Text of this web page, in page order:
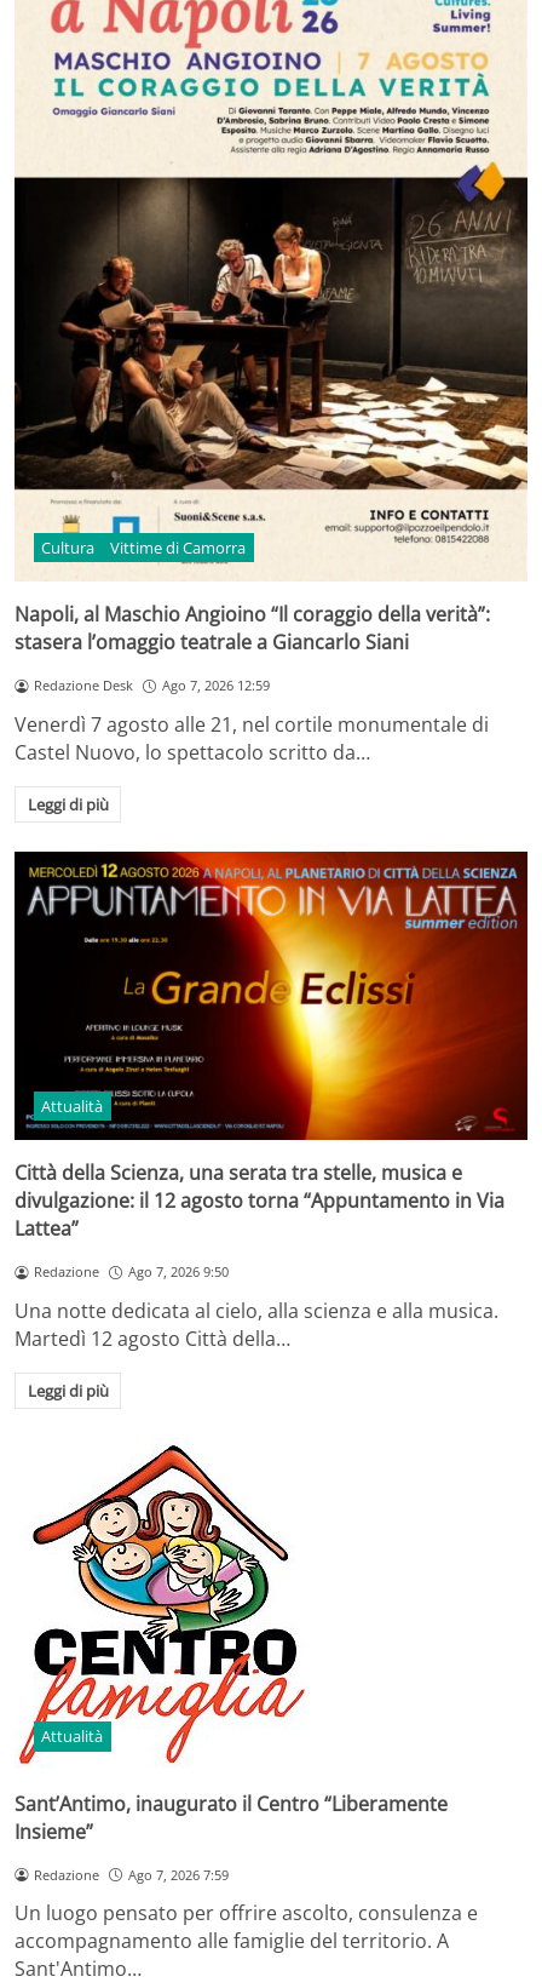
Cultura Vittime di Camorra
Napoli, al Maschio Angioino “Il coraggio della verità”:
stasera l’omaggio teatrale a Giancarlo Siani
Redazione Desk Ago 7, 2026 12:59
Venerdì 7 agosto alle 21, nel cortile monumentale di
Castel Nuovo, lo spettacolo scritto da…
Leggi di più
Attualità
Città della Scienza, una serata tra stelle, musica e
divulgazione: il 12 agosto torna “Appuntamento in Via
Lattea”
Redazione Ago 7, 2026 9:50
Una notte dedicata al cielo, alla scienza e alla musica.
Martedì 12 agosto Città della…
Leggi di più
Attualità
Sant’Antimo, inaugurato il Centro “Liberamente
Insieme”
Redazione Ago 7, 2026 7:59
Un luogo pensato per offrire ascolto, consulenza e
accompagnamento alle famiglie del territorio. A
Sant'Antimo…